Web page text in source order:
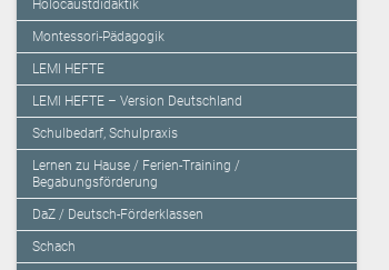
Holocaustdidaktik
Montessori-Pädagogik
LEMI HEFTE
LEMI HEFTE – Version Deutschland
Schulbedarf, Schulpraxis
Lernen zu Hause / Ferien-Training /
Begabungsförderung
DaZ / Deutsch-Förderklassen
Schach